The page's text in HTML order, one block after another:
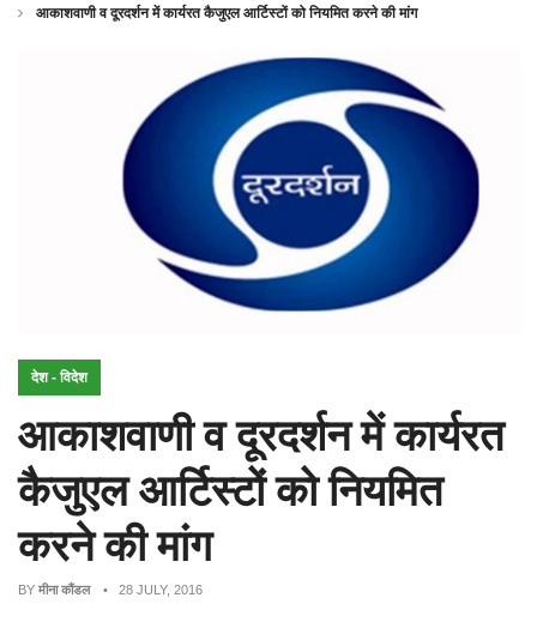
आकाशवाणी व दूरदर्शन में कार्यरत कैजुएल आर्टिस्टों को नियमित करने की मांग
देश - विदेश
आकाशवाणी व दूरदर्शन में कार्यरत
कैजुएल आर्टिस्टों को नियमित
करने की मांग
BY मीना कौंडल • 28 JULY, 2016